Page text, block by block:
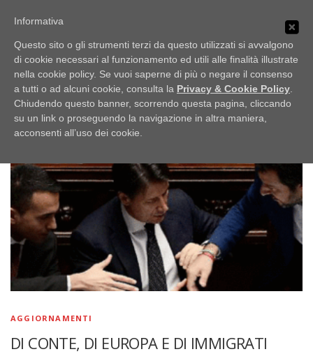
PUBBLICI IMBROGLIONI Menu
HOME LO SCAFFALE NOTIZIE
UFFICIO STAMPA
TAG:IL PAPA
AGGIORNAMENTI
DI CONTE, DI EUROPA E DI IMMIGRATI
Informativa
Questo sito o gli strumenti terzi da questo utilizzati si avvalgono
di cookie necessari al funzionamento ed utili alle finalità illustrate
nella cookie policy. Se vuoi saperne di più o negare il consenso
a tutti o ad alcuni cookie, consulta la Privacy & Cookie Policy
Chiudendo questo banner, scorrendo questa pagina, cliccando
su un link o proseguendo la navigazione in altra maniera,
acconsenti all’uso dei cookie.